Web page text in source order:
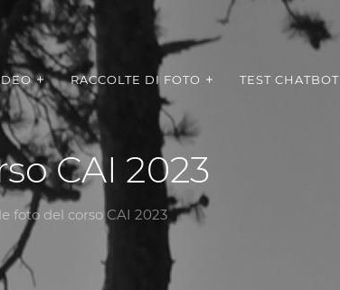
RACCOLTE DI FOTO TEST CHATBOT
CAI 2023
le foto del corso CAI 2023